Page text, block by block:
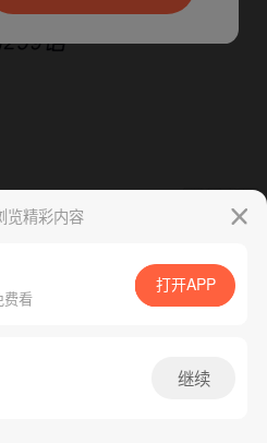
App免费看
腾漫App免费看
览精彩内容
费看
打开APP
继续